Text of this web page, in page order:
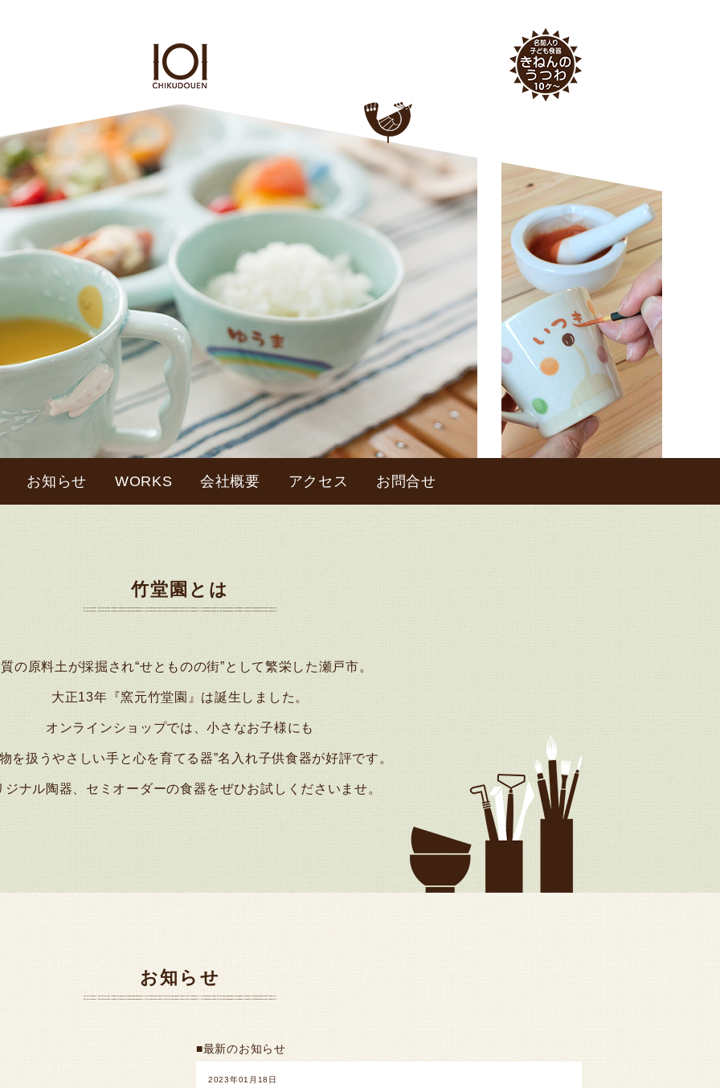
お知らせ WORKS 会社概要 アクセス お問合せ
竹堂園とは
の原料土が採掘され“せとものの街”として繁栄した瀬戸市。
大正13年『窯元竹堂園』は誕生しました。
オンラインショップでは、小さなお子様にも
を扱うやさしい手と心を育てる器”名入れ子供食器が好評です。
ジナル陶器、セミオーダーの食器をぜひお試しくださいませ。
お知らせ
■最新のお知らせ
2023年01月18日